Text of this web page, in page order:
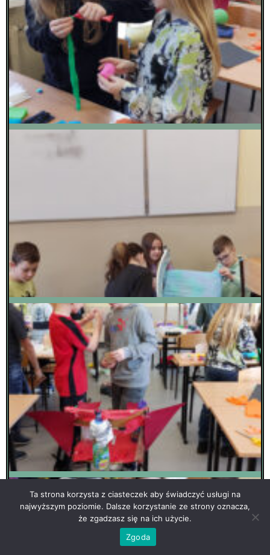
Ta strona korzysta z ciasteczek aby świadczyć usługi na
najwyższym poziomie. Dalsze korzystanie ze strony oznacza,
że zgadzasz się na ich użycie.
Zgoda